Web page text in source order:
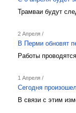
Трамваи будут
2 Апреля /
В Перми обновят
Работы
1 Апреля /
Сегодня
В связи с этим